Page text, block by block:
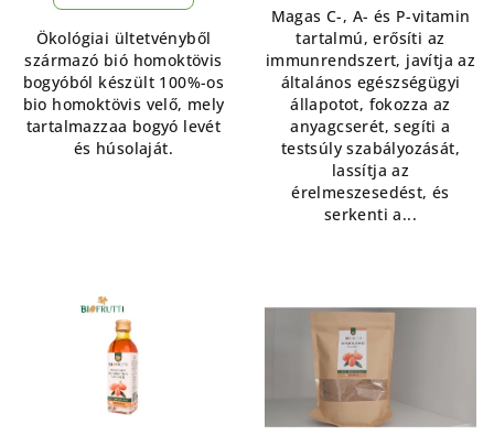
Ökológiai ültetvényből
származó bió homoktövis
bogyóból készült 100%-os
bio homoktövis velő, mely
tartalmazzaa bogyó levét
és húsolaját.
ből
5,0
csillag.
Magas C-, A- és P-vitamin
tartalmú, erősíti az
immunrendszert, javítja az
általános egészségügyi
állapotot, fokozza az
anyagcserét, segíti a
testsúly szabályozását,
lassítja az
érelmeszesedést, és
serkenti a...